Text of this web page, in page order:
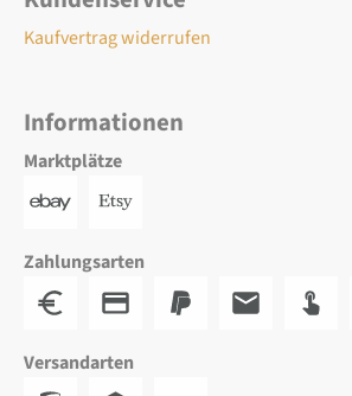
Kaufvertrag widerrufen
Informationen
Marktplätze
Zahlungsarten
Versandarten